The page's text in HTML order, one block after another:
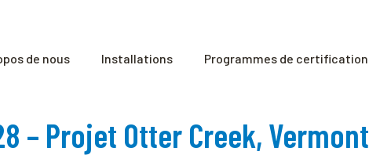
de nous Installations Programmes de certification
– Projet Otter Creek, Vermont